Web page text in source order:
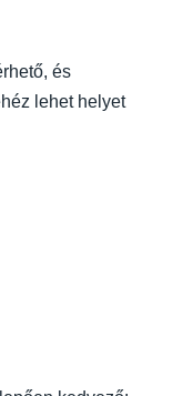
és
lehet helyet